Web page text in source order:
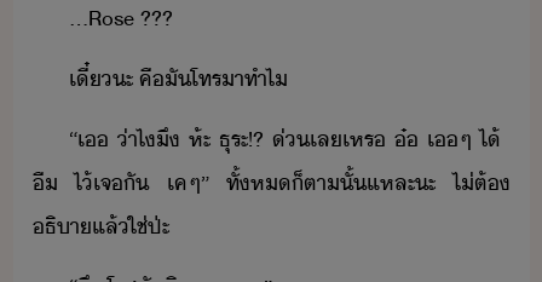
...Rose​ ​???
เี๋​ะ​ ​คื​ั​โทรา​ทำไ
“​เ​ ​่า​ไ​ึ​ ห​้ะ​ ​ธุระ​!​?​ ​่​เล​เหร​ ​๋​ ​เ​ๆ​ ​ไ้​ ​
ื​ ​ไ้​เจั​ ​เค​ๆ​”​ ​ทั้ห​็ตา​ั้แหละ​ะ​ ​ไ่ต้​
ธิา​แล้​ใช่​ป่ะ